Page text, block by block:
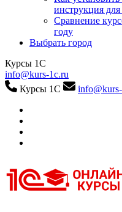
инструкция
Сравнение
году
Выбрать город
Курсы 1С
info@kurs-1c.ru
Курсы 1С